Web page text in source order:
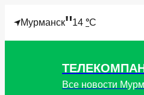
Мурманск"14 °C
Все новости